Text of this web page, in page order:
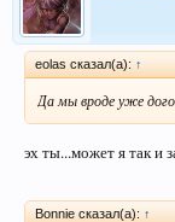
eolas сказал(а): ↑
Да мы вроде уже
эх ты...может я так и
Bonnie сказал(а): ↑